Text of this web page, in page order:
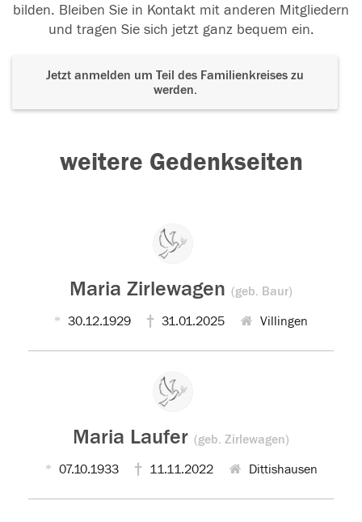
bilden. Bleiben Sie in Kontakt mit anderen Mitgliedern
und tragen Sie sich jetzt ganz bequem ein.
Jetzt anmelden um Teil des Familienkreises zu
werden.
weitere Gedenkseiten
Maria Zirlewagen (geb. Baur)
30.12.1929 31.01.2025 Villingen
Maria Laufer (geb. Zirlewagen)
07.10.1933 11.11.2022 Dittishausen